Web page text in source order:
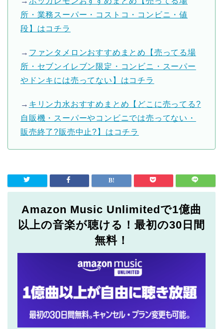
所・業務スーパー・コストコ・コンビニ・値
段】はコチラ
→ ファンタメロンおすすめまとめ【売ってる場
所・セブンイレブン限定・コンビニ・スーパー
やドンキには売ってない】はコチラ
→ キリン力水おすすめまとめ【どこに売ってる?
自販機・スーパーやコンビニでは売ってない・
販売終了?販売中止?】はコチラ
Amazon Music Unlimitedで1億曲
以上の音楽が聴ける！最初の30日間
無料！